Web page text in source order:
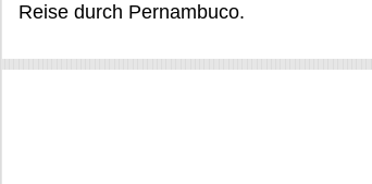
Reise durch Pernambuco.